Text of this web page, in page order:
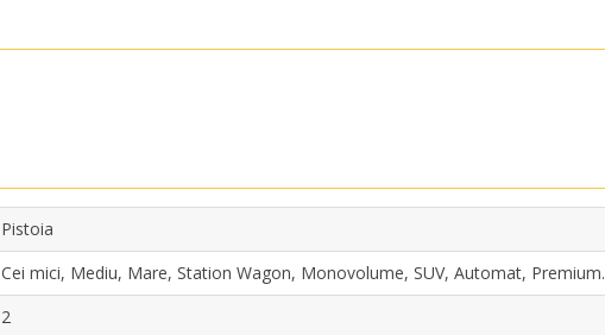
Pistoia
Cei mici, Mediu, Mare, Station Wagon, Monovolume, SUV, Automat, Premium.
2